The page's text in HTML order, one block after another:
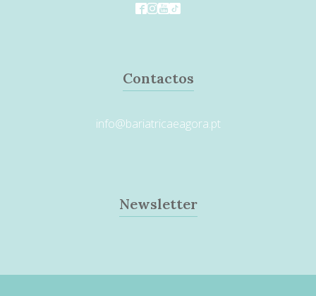
Contactos
info@bariatricaeagora.pt
Newsletter